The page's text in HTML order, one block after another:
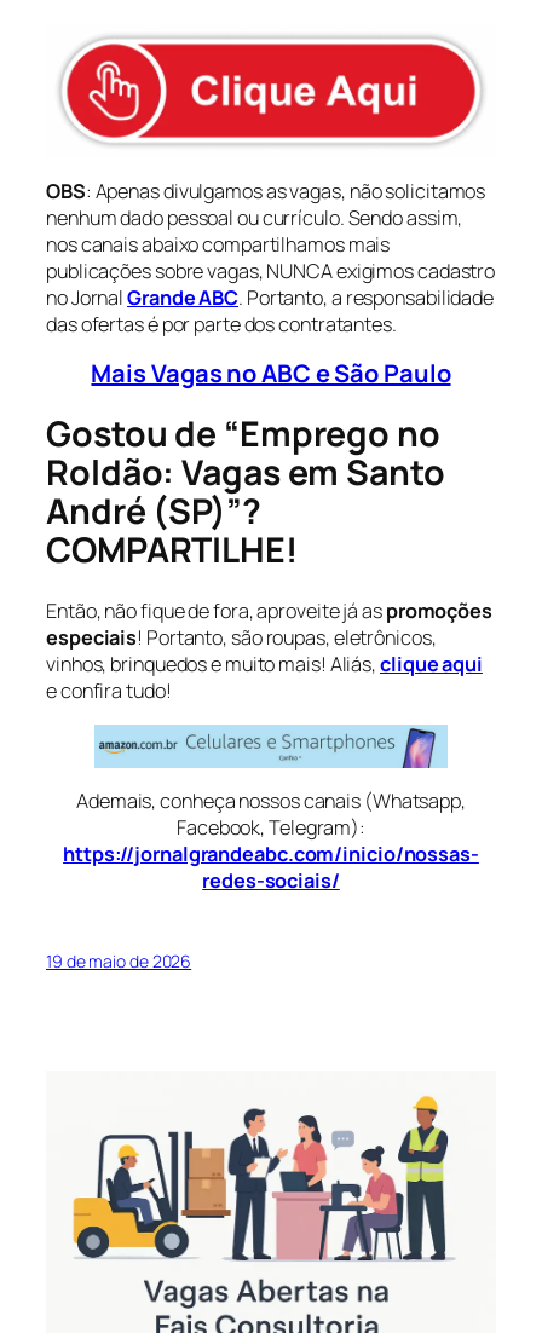
OBS: Apenas divulgamos as vagas, não solicitamos
nenhum dado pessoal ou currículo. Sendo assim,
nos canais abaixo compartilhamos mais
publicações sobre vagas, NUNCA exigimos cadastro
no JornalGrande ABC. Portanto, a responsabilidade
das ofertas é por parte dos contratantes.
Mais Vagas no ABC e São Paulo
Gostou de “Emprego no
Roldão: Vagas em Santo
André (SP)”?
COMPARTILHE!
Então, não fique de fora, aproveite já aspromoções
especiais! Portanto, são roupas, eletrônicos,
vinhos, brinquedos e muito mais! Aliás,clique aqui
e confira tudo!
Ademais, conheça nossos canais (Whatsapp,
Facebook, Telegram):
https://jornalgrandeabc.com/inicio/nossas-
redes-sociais/
19 de maio de 2026